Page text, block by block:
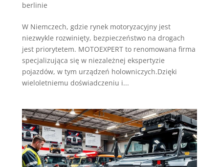
berlinie
W Niemczech, gdzie rynek motoryzacyjny jest
niezwykle rozwinięty, bezpieczeństwo na drogach
jest priorytetem. MOTOEXPERT to renomowana firma
specjalizująca się w niezależnej ekspertyzie
pojazdów, w tym urządzeń holowniczych.Dzięki
wieloletniemu doświadczeniu i...